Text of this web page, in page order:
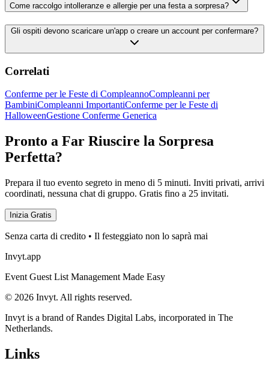
Come raccolgo intolleranze e allergie per una festa a sorpresa?
Gli ospiti devono scaricare un'app o creare un account per confermare?
Correlati
Conferme per le Feste di CompleannoCompleanni per
BambiniCompleanni ImportantiConferme per le Feste di
HalloweenGestione Conferme Generica
Pronto a Far Riuscire la Sorpresa
Perfetta?
Prepara il tuo evento segreto in meno di 5 minuti. Inviti privati, arrivi
coordinati, nessuna chat di gruppo. Gratis fino a 25 invitati.
Inizia Gratis
Senza carta di credito • Il festeggiato non lo saprà mai
Invyt.app
Event Guest List Management Made Easy
© 2026 Invyt. All rights reserved.
Invyt is a brand of Randes Digital Labs, incorporated in The
Netherlands.
Links